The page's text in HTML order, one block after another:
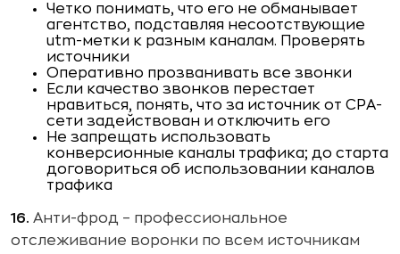
Четко понимать, что его не обманывает
агентство, подставляя несоотствующие
utm-метки к разным каналам. Проверять
источники
Оперативно прозванивать все звонки
Если качество звонков перестает
нравиться, понять, что за источник от СРА-
сети задействован и отключить его
Не запрещать использовать
конверсионные каналы трафика; до старта
договориться об использовании каналов
трафика
16. Анти-фрод – профессиональное
отслеживание воронки по всем источникам